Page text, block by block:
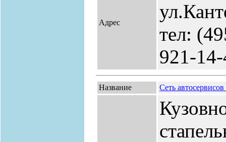
Адрес
тел:
921-
Название Сеть